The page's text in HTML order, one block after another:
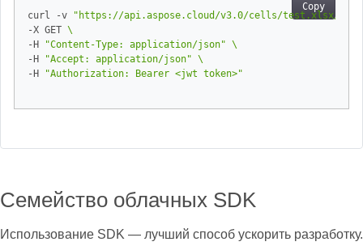
Copy
curl -v
"https://api.aspose.cloud/v3.0/cells/test.xlsx/
-X GET
-H
"Content-Type: application/json"
-H
"Accept: application/json"
-H
"Authorization: Bearer <jwt token>"
Семейство облачных SDK
Использование SDK — лучший способ ускорить разработку.